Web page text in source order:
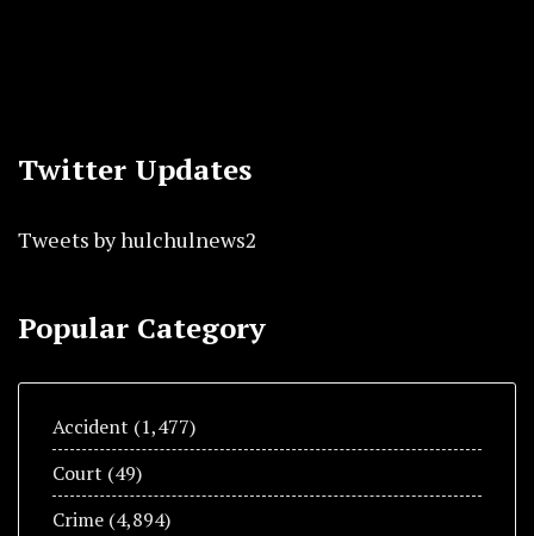
Twitter Updates
Tweets by hulchulnews2
Popular Category
Accident (1,477)
Court (49)
Crime (4,894)